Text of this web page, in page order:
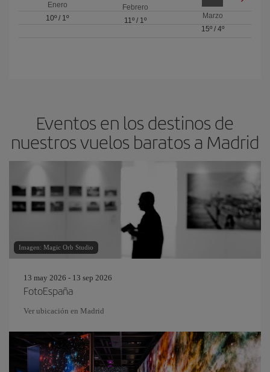
Enero
10º / 1º
Febrero
11º/ 1º
Marzo
15º/ 4º
Eventos en los destinos de
nuestros vuelos baratos a Madrid
Imagen: Magic Orb Studio
13 may 2026 - 13 sep 2026
FotoEspaña
Ver ubicación en Madrid